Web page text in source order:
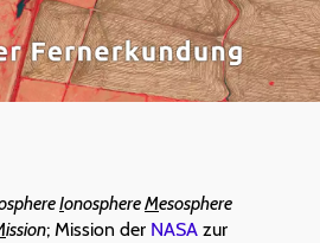
IonosphereMesosphere
ission; Mission der NASA zur